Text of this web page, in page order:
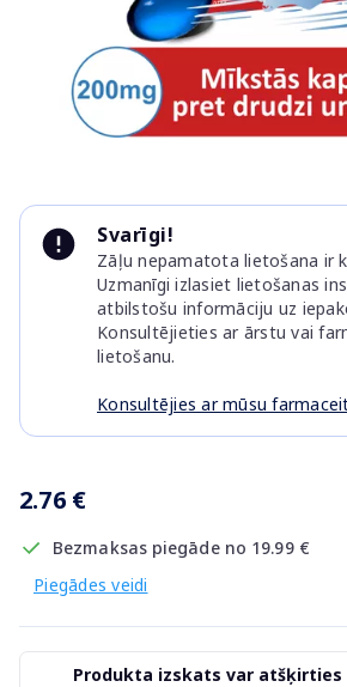
Svarīgi!
Zāļu nepamatota lietošana ir
Uzmanīgi izlasiet lietošanas
atbilstošu informāciju uz
Konsultējieties ar ārstu vai
lietošanu.
Konsultējies ar mūsu
2.76 €
Bezmaksas piegāde no 19.99 €
Piegādes veidi
Produkta izskats var